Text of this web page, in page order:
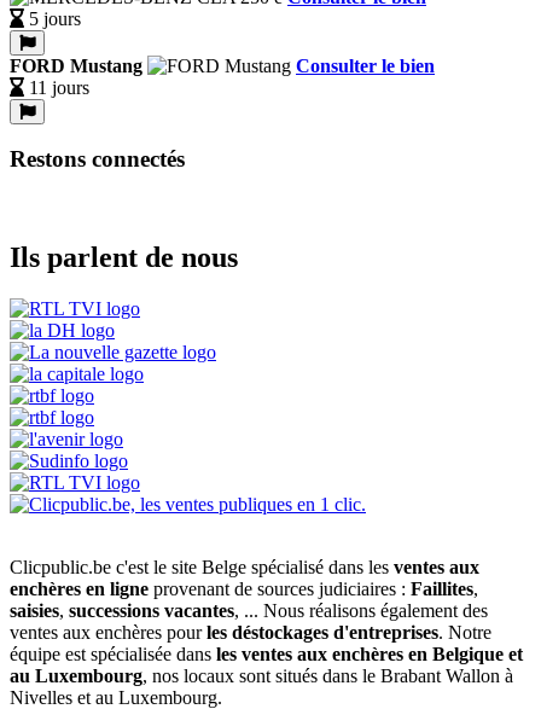
5 jours
FORD Mustang
Consulter le bien
11 jours
Restons connectés
Ils parlent de nous
Clicpublic.be c'est le site Belge spécialisé dans les ventes aux
enchères en ligne provenant de sources judiciaires : Faillites,
saisies, successions vacantes, ... Nous réalisons également des
ventes aux enchères pourles déstockages d'entreprises. Notre
équipe est spécialisée dans les ventes aux enchères en Belgique et
au Luxembourg, nos locaux sont situés dans le Brabant Wallon à
Nivelles et au Luxembourg.